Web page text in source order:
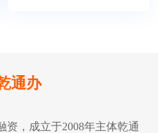
通办
资，成立于2008年主体乾通